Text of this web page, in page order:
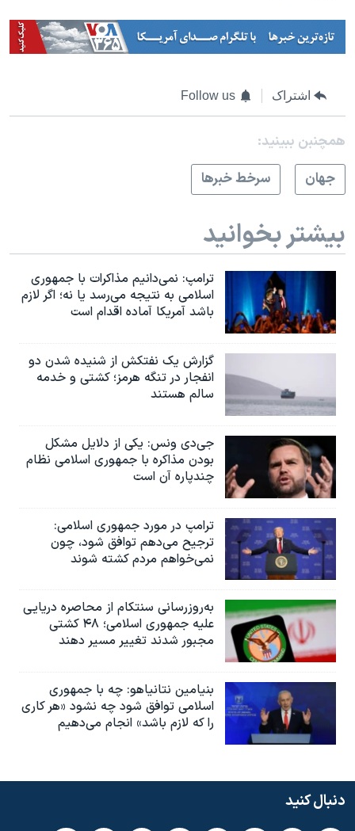
اشتراک Follow us
همچنبن ببینید:
جهان
سرخط خبرها
بیشتر بخوانید
ترامپ: نمی‌دانیم مذاکرات با جمهوری
اسلامی به نتیجه می‌رسد یا نه؛ اگر لازم
باشد آمریکا آماده اقدام است
گزارش یک نفتکش از شنیده شدن دو
انفجار در تنگه هرمز؛ کشتی و خدمه
سالم هستند
جی‌دی ونس: یکی از دلایل مشکل
بودن مذاکره با جمهوری اسلامی نظام
چندپاره آن است
ترامپ در مورد جمهوری اسلامی:
ترجیح می‌دهم توافق شود، چون
نمی‌خواهم مردم کشته شوند
به‌روزرسانی سنتکام از محاصره دریایی
علیه جمهوری اسلامی؛ ۴۸ کشتی
مجبور شدند تغییر مسیر دهند
بنیامین نتانیاهو: چه با جمهوری
اسلامی توافق شود چه نشود «هر کاری
را که لازم باشد» انجام می‌دهیم
دنبال کنید